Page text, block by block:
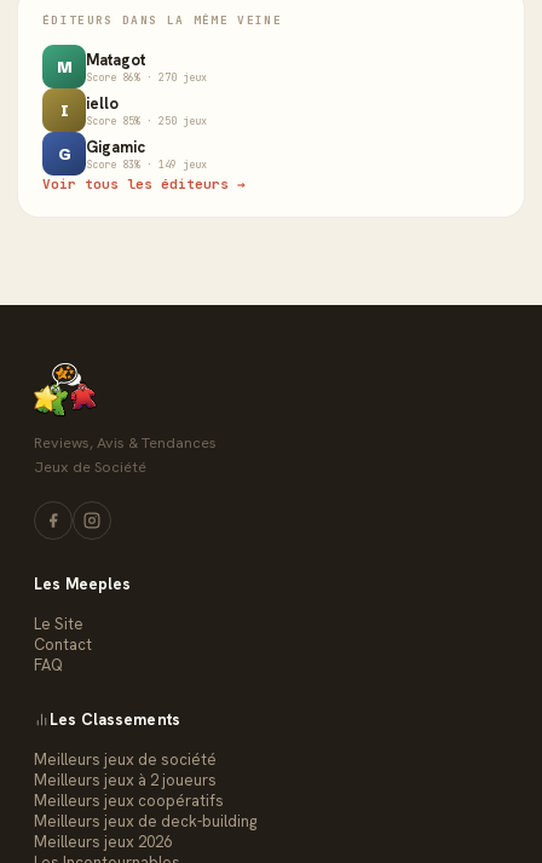
ÉDITEURS DANS LA MÊME VEINE
M Matagot
Score 86% · 270 jeux
I iello
Score 85% · 250 jeux
G Gigamic
Score 83% · 149 jeux
Voir tous les éditeurs →
Reviews, Avis & Tendances
Jeux de Société
Les Meeples
Le Site
Contact
FAQ
Les Classements
Meilleurs jeux de société
Meilleurs jeux à 2 joueurs
Meilleurs jeux coopératifs
Meilleurs jeux de deck-building
Meilleurs jeux 2026